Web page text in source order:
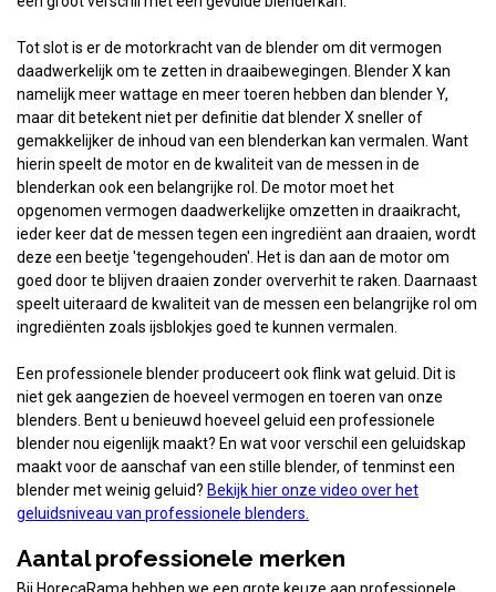
Tot slot is er de motorkracht van de blender om dit vermogen
daadwerkelijk om te zetten in draaibewegingen. Blender X kan
namelijk meer wattage en meer toeren hebben dan blender Y,
maar dit betekent niet per definitie dat blender X sneller of
gemakkelijker de inhoud van een blenderkan kan vermalen. Want
hierin speelt de motor en de kwaliteit van de messen in de
blenderkan ook een belangrijke rol. De motor moet het
opgenomen vermogen daadwerkelijke omzetten in draaikracht,
ieder keer dat de messen tegen een ingrediënt aan draaien, wordt
deze een beetje 'tegengehouden'. Het is dan aan de motor om
goed door te blijven draaien zonder oververhit te raken. Daarnaast
speelt uiteraard de kwaliteit van de messen een belangrijke rol om
ingrediënten zoals ijsblokjes goed te kunnen vermalen.
Een professionele blender produceert ook flink wat geluid. Dit is
niet gek aangezien de hoeveel vermogen en toeren van onze
blenders. Bent u benieuwd hoeveel geluid een professionele
blender nou eigenlijk maakt? En wat voor verschil een geluidskap
maakt voor de aanschaf van een stille blender, of tenminst een
blender met weinig geluid? Bekijk hier onze video over het
geluidsniveau van professionele blenders.
Aantal professionele merken